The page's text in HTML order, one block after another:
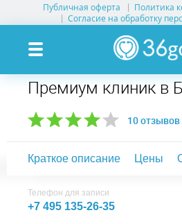
Публичная оферта
Политика
Согласие на обработку
УСЛУГИ КЛИНИК
КЛИНИКИ НА КАРТЕ
ПАМЯТКА ПАЦИЕНТУ
АКЦИИ
О ПРОЕКТЕ
Премиум клиник в
10 отзывов
Краткое описание Цены
Телефон для записи
+7 495 135-26-35